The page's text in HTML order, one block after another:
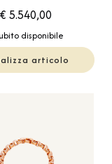
€ 5.540,00
disponibile
articolo